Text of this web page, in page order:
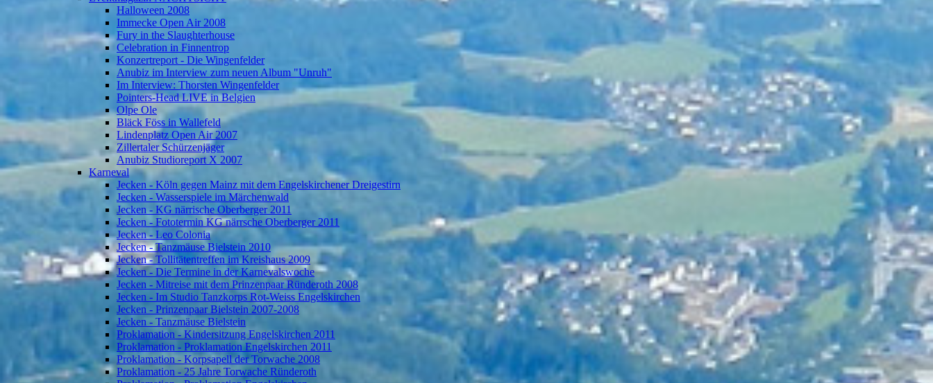
Halloween 2008
Immecke Open Air 2008
Fury in the Slaughterhouse
Celebration in Finnentrop
Konzertreport - Die Wingenfelder
Anubiz im Interview zum neuen Album "Unruh"
Im Interview: Thorsten Wingenfelder
Pointers-Head LIVE in Belgien
Olpe Ole
Bläck Föss in Wallefeld
Lindenplatz Open Air 2007
Zillertaler Schürzenjäger
Anubiz Studioreport X 2007
Karneval
Jecken - Köln gegen Mainz mit dem Engelskirchener Dreigestirn
Jecken - Wasserspiele im Märchenwald
Jecken - KG närrische Oberberger 2011
Jecken - Fototermin KG närrsche Oberberger 2011
Jecken - Leo Colonia
Jecken - Tanzmäuse Bielstein 2010
Jecken - Tollitätentreffen im Kreishaus 2009
Jecken - Die Termine in der Karnevalswoche
Jecken - Mitreise mit dem Prinzenpaar Ründeroth 2008
Jecken - Im Studio Tanzkorps Rot-Weiss Engelskirchen
Jecken - Prinzenpaar Bielstein 2007-2008
Jecken - Tanzmäuse Bielstein
Proklamation - Kindersitzung Engelskirchen 2011
Proklamation - Proklamation Engelskirchen 2011
Proklamation - Korpsapell der Torwache 2008
Proklamation - 25 Jahre Torwache Ründeroth